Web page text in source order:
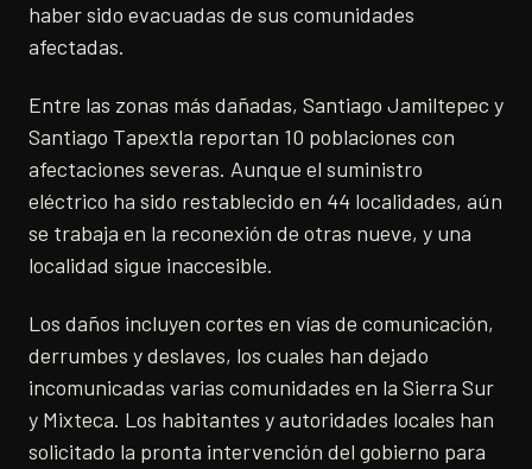
haber sido evacuadas de sus comunidades
afectadas.
Entre las zonas más dañadas, Santiago Jamiltepec y
Santiago Tapextla reportan 10 poblaciones con
afectaciones severas. Aunque el suministro
eléctrico ha sido restablecido en 44 localidades, aún
se trabaja en la reconexión de otras nueve, y una
localidad sigue inaccesible.
Los daños incluyen cortes en vías de comunicación,
derrumbes y deslaves, los cuales han dejado
incomunicadas varias comunidades en la Sierra Sur
y Mixteca. Los habitantes y autoridades locales han
solicitado la pronta intervención del gobierno para